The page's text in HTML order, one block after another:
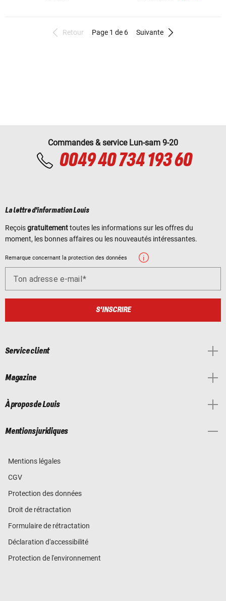
Retour Page 1 de 6 Suivante
Commandes & service Lun-sam 9-20
0049 40 734 193 60
La lettre d'information Louis
Reçoisgratuitementtoutes les informations sur les offres du
moment, les bonnes affaires ou les nouveautés intéressantes.
Remarque concernant la protection des données
Ton adresse e-mail
S'INSCRIRE
Service client
Magazine
À propos de Louis
Mentions juridiques
Mentions légales
CGV
Protection des données
Droit de rétractation
Formulaire de rétractation
Déclaration d'accessibilité
Protection de l'environnement